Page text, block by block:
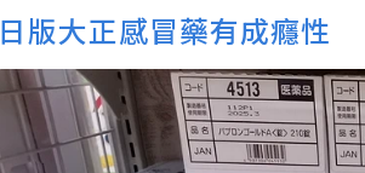
日版大正感冒藥有成癮性